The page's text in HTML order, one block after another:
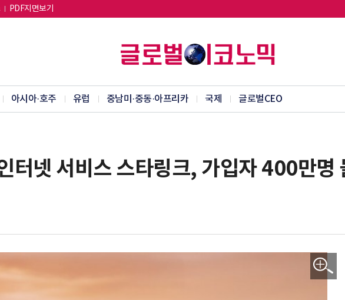
PDF지면보기
아시아·호주 유럽 중남미·중동·아프리카 국제 글로벌CEO
터넷 서비스 스타링크, 가입자 400만명